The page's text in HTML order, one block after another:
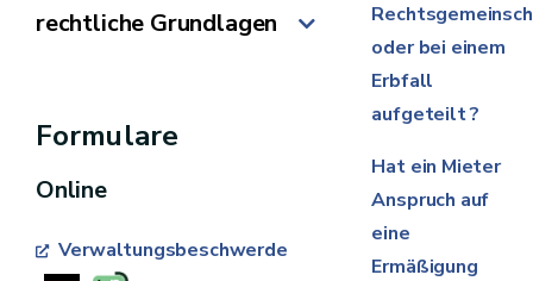
rechtliche Grundlagen
à l’établissement, au
contentieux en matière de
Formulare
Online
Verwaltungsbeschwerde
oder bei einem
Erbfall
aufgeteilt ?
Hat ein Mieter
Anspruch auf
eine
Ermäßigung